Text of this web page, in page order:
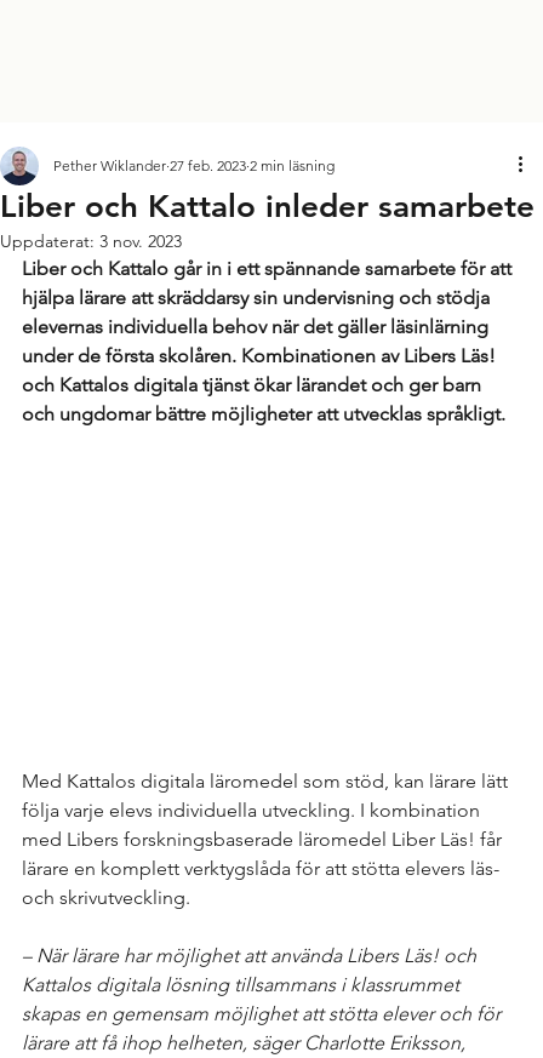
Liber och Kattalo inleder samarbete
Pether Wiklander 27 feb. 2023 2 min läsning
Uppdaterat: 3 nov. 2023
Liber och Kattalo går in i ett spännande samarbete för att
hjälpa lärare att skräddarsy sin undervisning och stödja
elevernas individuella behov när det gäller läsinlärning
under de första skolåren. Kombinationen av Libers Läs!
och Kattalos digitala tjänst ökar lärandet och ger barn
och ungdomar bättre möjligheter att utvecklas språkligt.
Med Kattalos digitala läromedel som stöd, kan lärare lätt
följa varje elevs individuella utveckling. I kombination
med Libers forskningsbaserade läromedel Liber Läs! får
lärare en komplett verktygslåda för att stötta elevers läs-
och skrivutveckling.
– När lärare har möjlighet att använda Libers Läs! och
Kattalos digitala lösning tillsammans i klassrummet
skapas en gemensam möjlighet att stötta elever och för
lärare att få ihop helheten, säger Charlotte Eriksson,